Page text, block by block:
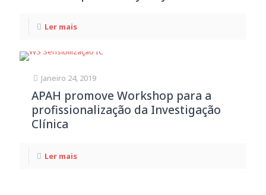
Ler mais
Janeiro 24, 2019
APAH promove Workshop para a
profissionalização da Investigação
Clínica
Ler mais